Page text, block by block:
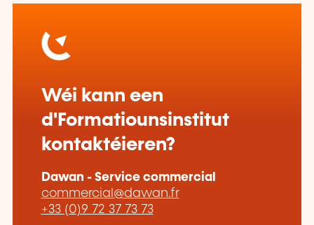
Wéi kann een
d'Formatiounsinstitut
kontaktéieren?
Dawan - Service commercial
commercial@dawan.fr
+33 (0)9 72 37 73 73